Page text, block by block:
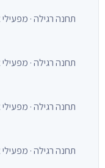
תחנה רגילה · מפעילי אוטובוסים
תחנה רגילה · מפעילי אוטובוסים
תחנה רגילה · מפעילי אוטובוסים
תחנה רגילה · מפעילי אוטובוסים